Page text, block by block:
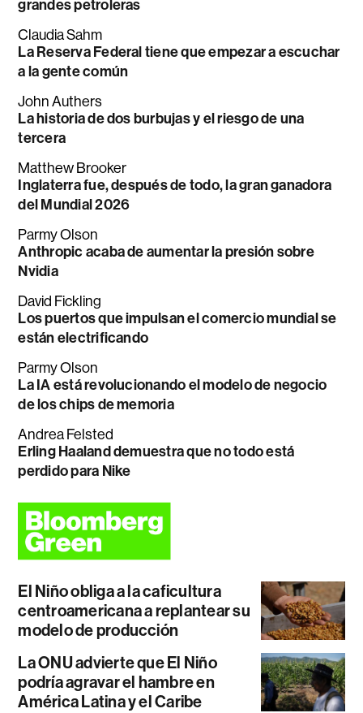
grandes petroleras
Claudia Sahm
La Reserva Federal tiene que empezar a escuchar
a la gente común
John Authers
La historia de dos burbujas y el riesgo de una
tercera
Matthew Brooker
Inglaterra fue, después de todo, la gran ganadora
del Mundial 2026
Parmy Olson
Anthropic acaba de aumentar la presión sobre
Nvidia
David Fickling
Los puertos que impulsan el comercio mundial se
están electrificando
Parmy Olson
La IA está revolucionando el modelo de negocio
de los chips de memoria
Andrea Felsted
Erling Haaland demuestra que no todo está
perdido para Nike
El Niño obliga a la caficultura
centroamericana a replantear su
modelo de producción
La ONU advierte que El Niño
podría agravar el hambre en
América Latina y el Caribe